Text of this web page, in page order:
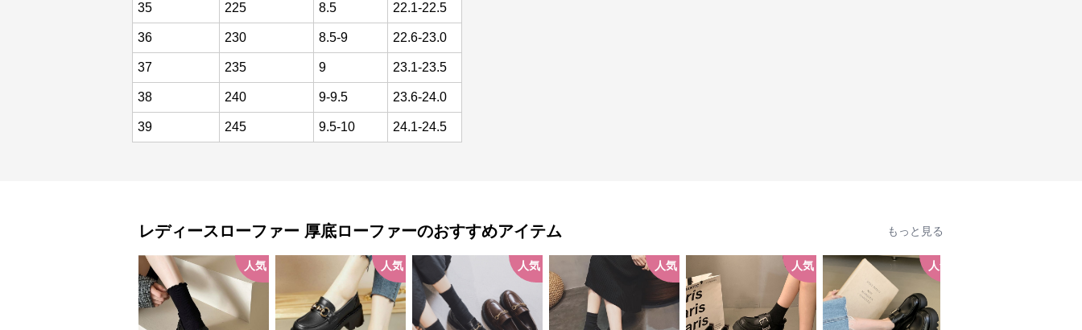
35 225 8.5 22.1-22.5
36 230 8.5-9 22.6-23.0
37 235 9 23.1-23.5
38 240 9-9.5 23.6-24.0
39 245 9.5-10 24.1-24.5
レディースローファー 厚底ローファーのおすすめアイテム もっと見る
人気 人気 人気 人気 人気 人気